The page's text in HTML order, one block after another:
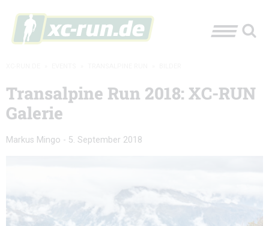
Transalpine Run 2018: XC-RUN
Galerie
Markus Mingo - 5. September 2018